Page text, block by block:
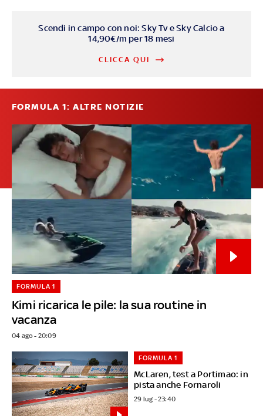
Scendi in campo con noi: Sky Tv e Sky Calcio a
14,90€/m per 18 mesi
CLICCA QUI
FORMULA 1: ALTRE NOTIZIE
Kimi ricarica le pile: la sua routine in
vacanza
FORMULA 1
04 ago - 20:09
McLaren, test a Portimao: in
pista anche Fornaroli
FORMULA 1
29 lug - 23:40